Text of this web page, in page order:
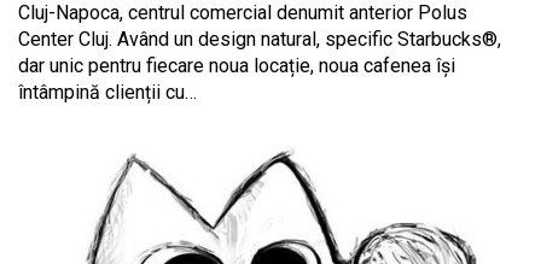
Cluj-Napoca, centrul comercial denumit anterior Polus
Center Cluj. Având un design natural, specific Starbucks®,
dar unic pentru fiecare noua locație, noua cafenea îşi
întâmpină clienții cu…